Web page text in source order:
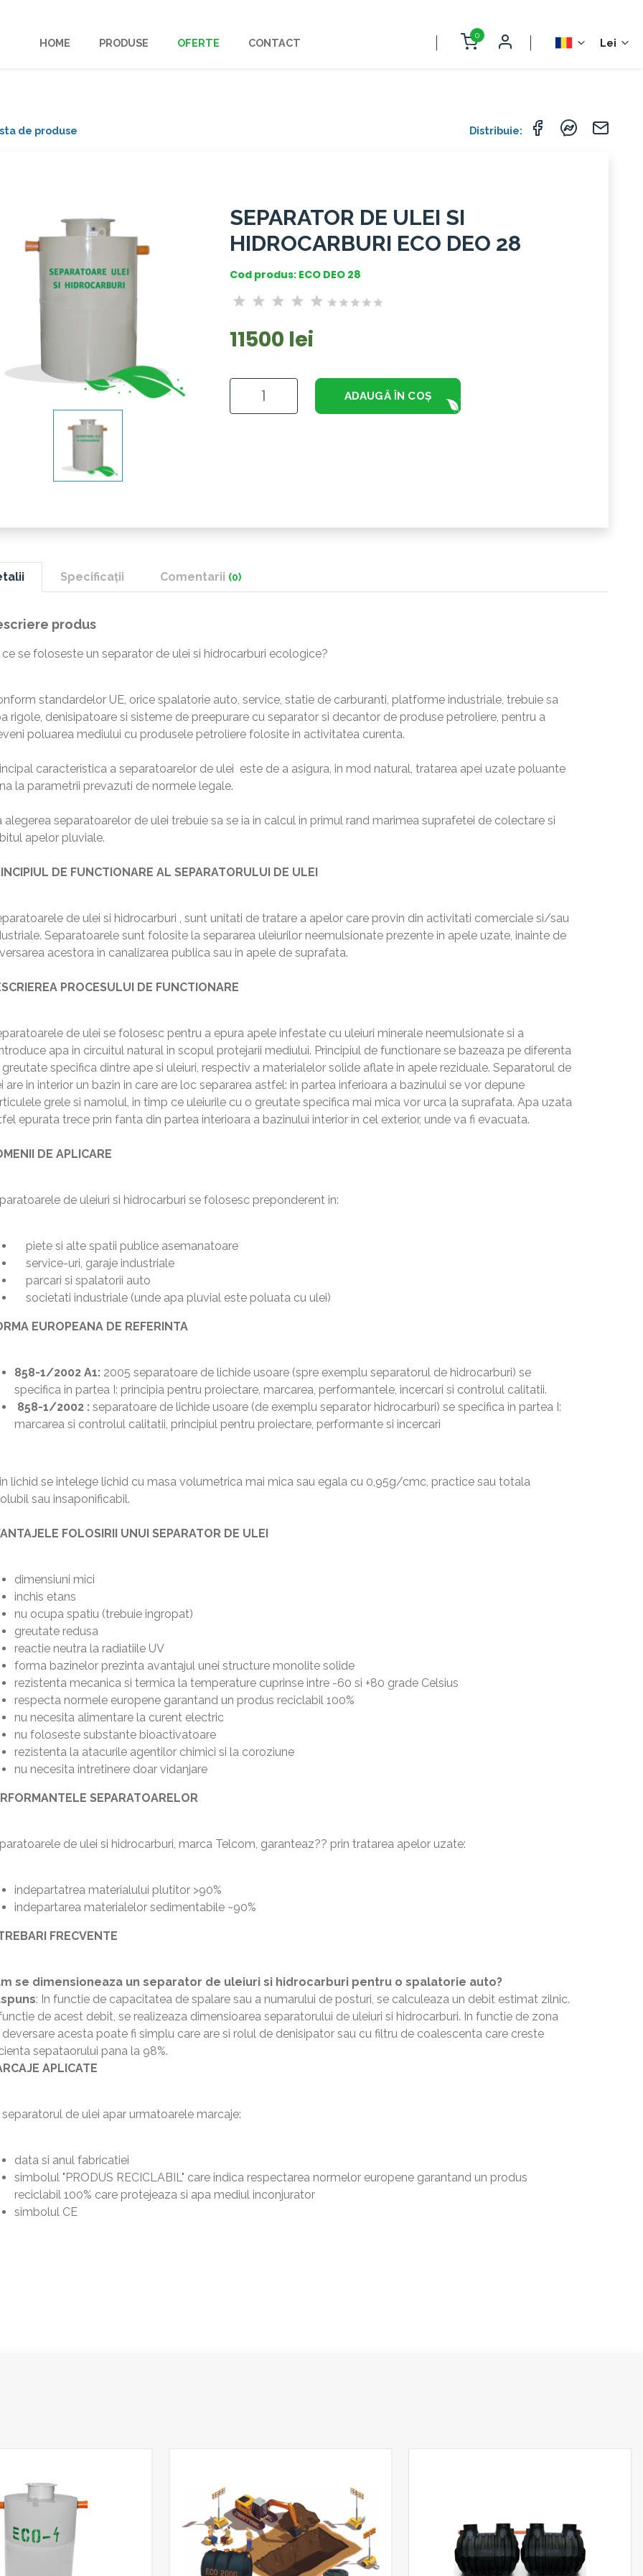
HOME PRODUSE OFERTE CONTACT
0
Lei
de produse Distribuie:
SEPARATOR DE ULEI SI
HIDROCARBURI ECO DEO 28
Cod produs: ECO DEO 28
11500 lei
ADAUGĂ ÎN COȘ
Specificații Comentarii (0)
produs
se foloseste un separator de ulei si hidrocarburi ecologice?
standardelor UE, orice spalatorie auto, service, statie de carburanti, platforme industriale, trebuie sa
rigole, denisipatoare si sisteme de preepurare cu separator si decantor de produse petroliere, pentru a
poluarea mediului cu produsele petroliere folosite in activitatea curenta.
caracteristica a separatoarelor de ulei este de a asigura, in mod natural, tratarea apei uzate poluante
la parametrii prevazuti de normele legale.
separatoarelor de ulei trebuie sa se ia in calcul in primul rand marimea suprafetei de colectare si
apelor pluviale.
DE FUNCTIONARE AL SEPARATORULUI DE ULEI
de ulei si hidrocarburi , sunt unitati de tratare a apelor care provin din activitati comerciale si/sau
Separatoarele sunt folosite la separarea uleiurilor neemulsionate prezente in apele uzate, inainte de
acestora in canalizarea publica sau in apele de suprafata.
PROCESULUI DE FUNCTIONARE
de ulei se folosesc pentru a epura apele infestate cu uleiuri minerale neemulsionate si a
apa in circuitul natural in scopul protejarii mediului. Principiul de functionare se bazeaza pe diferenta
specifica dintre ape si uleiuri, respectiv a materialelor solide aflate in apele reziduale. Separatorul de
are in interior un bazin in care are loc separarea astfel: in partea inferioara a bazinului se vor depune
grele si namolul, in timp ce uleiurile cu o greutate specifica mai mica vor urca la suprafata. Apa uzata
epurata trece prin fanta din partea interioara a bazinului interior in cel exterior, unde va fi evacuata.
DE APLICARE
de uleiuri si hidrocarburi se folosesc preponderent in:
piete si alte spatii publice asemanatoare
service-uri, garaje industriale
parcari si spalatorii auto
societati industriale (unde apa pluvial este poluata cu ulei)
EUROPEANA DE REFERINTA
858-1/2002 A1: 2005 separatoare de lichide usoare (spre exemplu separatorul de hidrocarburi) se
specifica in partea I: principia pentru proiectare, marcarea, performantele, incercari si controlul calitatii.
858-1/2002 : separatoare de lichide usoare (de exemplu separator hidrocarburi) se specifica in partea I:
marcarea si controlul calitatii, principiul pentru proiectare, performante si incercari
lichid se intelege lichid cu masa volumetrica mai mica sau egala cu 0,95g/cmc, practice sau totala
sau insaponificabil.
FOLOSIRII UNUI SEPARATOR DE ULEI
dimensiuni mici
inchis etans
nu ocupa spatiu (trebuie ingropat)
greutate redusa
reactie neutra la radiatiile UV
forma bazinelor prezinta avantajul unei structure monolite solide
rezistenta mecanica si termica la temperature cuprinse intre -60 si +80 grade Celsius
respecta normele europene garantand un produs reciclabil 100%
nu necesita alimentare la curent electric
nu foloseste substante bioactivatoare
rezistenta la atacurile agentilor chimici si la coroziune
nu necesita intretinere doar vidanjare
SEPARATOARELOR
de ulei si hidrocarburi, marca Telcom, garanteaz?? prin tratarea apelor uzate:
indepartatrea materialului plutitor >90%
indepartarea materialelor sedimentabile ~90%
FRECVENTE
se dimensioneaza un separator de uleiuri si hidrocarburi pentru o spalatorie auto?
: In functie de capacitatea de spalare sau a numarului de posturi, se calculeaza un debit estimat zilnic.
de acest debit, se realizeaza dimensioarea separatorului de uleiuri si hidrocarburi. In functie de zona
acesta poate fi simplu care are si rolul de denisipator sau cu filtru de coalescenta care creste
sepataorului pana la 98%.
APLICATE
separatorul de ulei apar urmatoarele marcaje:
data si anul fabricatiei
simbolul "PRODUS RECICLABIL" care indica respectarea normelor europene garantand un produs
reciclabil 100% care protejeaza si apa mediul inconjurator
simbolul CE